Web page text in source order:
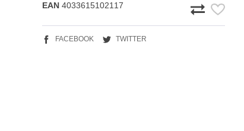
EAN 4033615102117
FACEBOOK TWITTER